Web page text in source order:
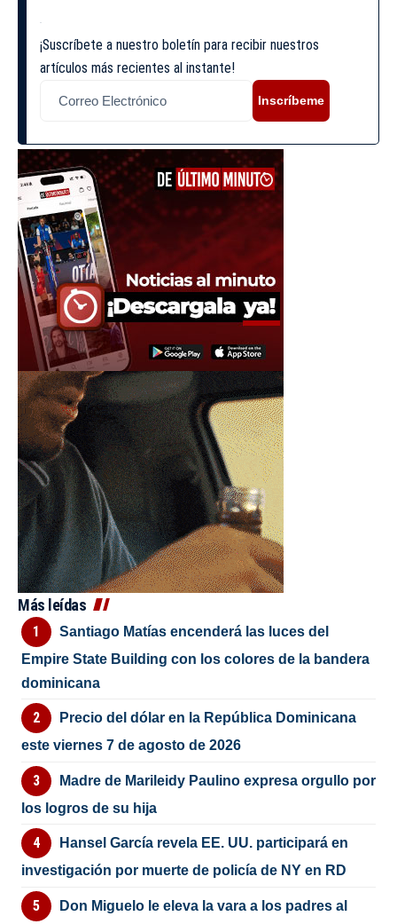
¡Suscríbete a nuestro boletín para recibir nuestros
artículos más recientes al instante!
Inscríbeme
Más leídas
Santiago Matías encenderá las luces del
Empire State Building con los colores de la bandera
dominicana
Precio del dólar en la República Dominicana
este viernes 7 de agosto de 2026
Madre de Marileidy Paulino expresa orgullo por
los logros de su hija
Hansel García revela EE. UU. participará en
investigación por muerte de policía de NY en RD
Don Miguelo le eleva la vara a los padres al